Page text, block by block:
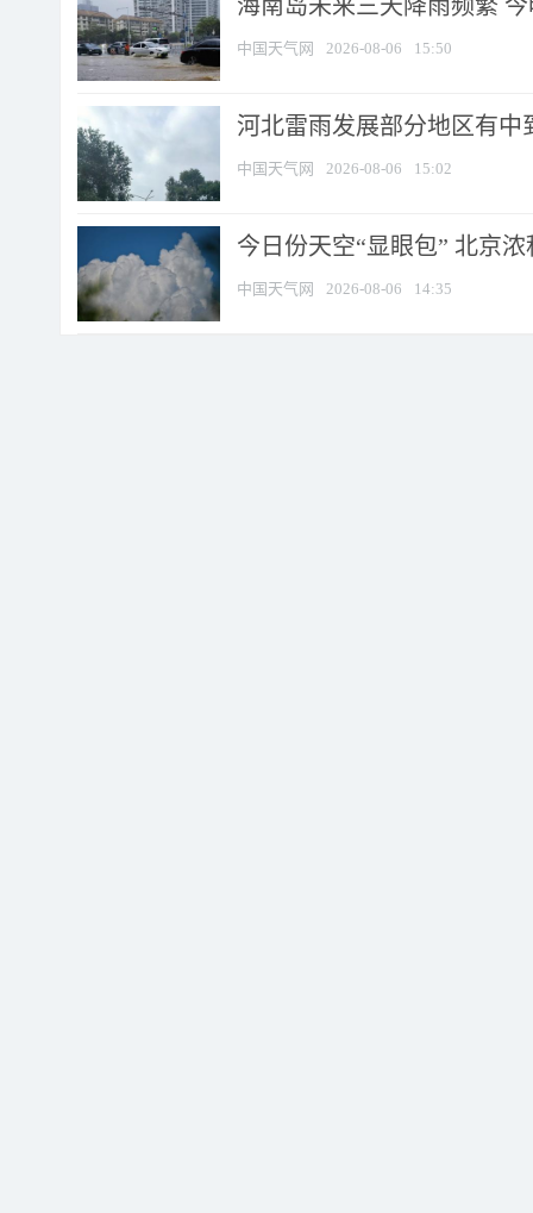
海南岛未来三天降雨频繁
中国天气网 2026-08-06 15:50
河北雷雨发展部分地区有中
中国天气网 2026-08-06 15:02
今日份天空“显眼包” 北京
中国天气网 2026-08-06 14:35